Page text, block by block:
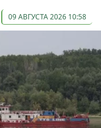
09 АВГУСТА 2026 10:58